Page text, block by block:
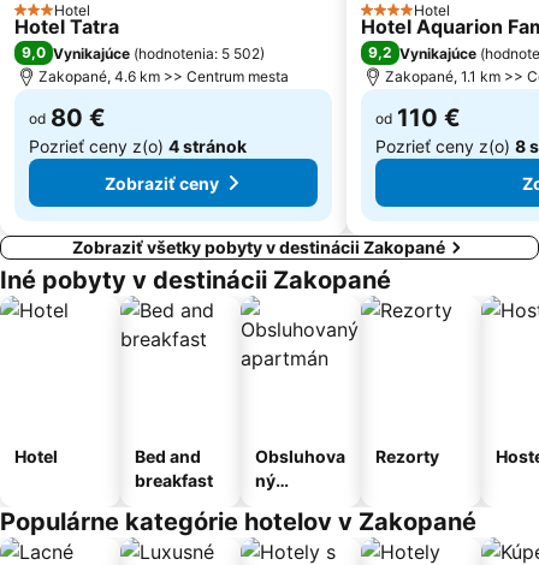
Lomnický štít
Stacja narciarska Kasprowy Wierch
Strachan – Ždiar
Krušetnica
3 Počet hviezdičiek
Hotel
Hotel Tatra
9,0 Vynikajúce (hodnotenia: 5 502)
Zakopané, 4.6 km >> Centrum mesta
od 80 €
Pozrieť ceny z(o) 4 stránok
Zobraziť ceny
4 Počet hviezdičiek
Hotel
Hotel Aquarion
9,2 Vynikajúce (
Zakopané, 1.1 km >>
od 110 €
Pozrieť ceny z(o) 8
Zobraziť všetky pobyty v destinácii Zakopané
Iné pobyty v destinácii Zakopané
Hotel
Bed and
breakfast
Obsluhova
ný
Rezorty
Populárne kategórie hotelov v Zakopané